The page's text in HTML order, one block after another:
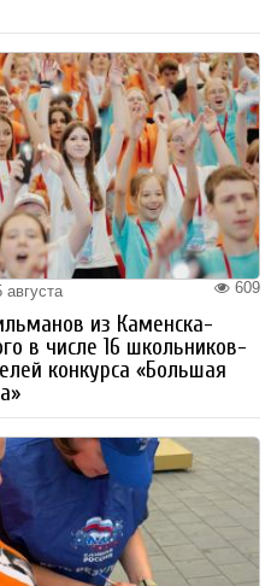
609
из Каменска-
в числе 16 школьников-
конкурса «Большая